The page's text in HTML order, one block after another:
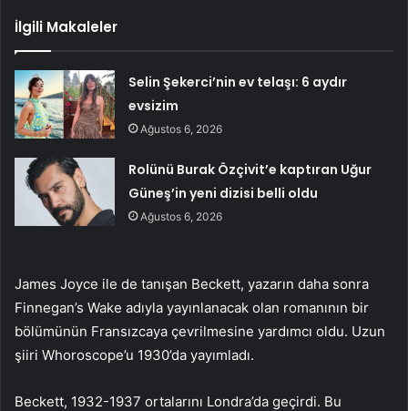
İlgili Makaleler
Selin Şekerci’nin ev telaşı: 6 aydır
evsizim
Ağustos 6, 2026
Rolünü Burak Özçivit’e kaptıran Uğur
Güneş’in yeni dizisi belli oldu
Ağustos 6, 2026
James Joyce ile de tanışan Beckett, yazarın daha sonra
Finnegan’s Wake adıyla yayınlanacak olan romanının bir
bölümünün Fransızcaya çevrilmesine yardımcı oldu. Uzun
şiiri Whoroscope’u 1930’da yayımladı.
Beckett, 1932-1937 ortalarını Londra’da geçirdi. Bu